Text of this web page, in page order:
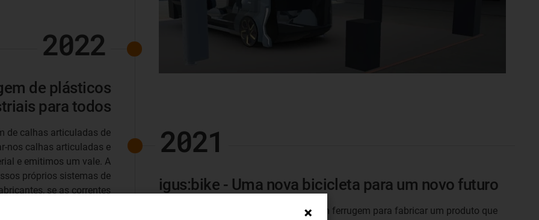
2022
de plásticos
para todos
de calhas articuladas de
nos calhas articuladas e
e emitimos um vale. A
próprios sistemas de
se as correntes
reciclagem externa. E
2021
igus:bike - Uma nova bicicleta para um novo futuro
Utilizar plásticos sem lubrificação e sem ferrugem para fabricar um produto que